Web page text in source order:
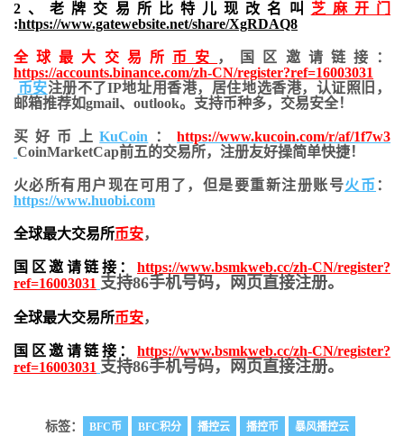
2、老牌交易所比特儿现改名叫 芝麻开门
:https://www.gatewebsite.net/share/XgRDAQ8
全球最大交易所 币安
，国区邀请链接：
https://accounts.binance.com/zh-CN/register?ref=16003031
币安注册不了IP地址用香港，居住地选香港，认证照旧，
邮箱推荐如gmail、outlook。支持币种多，交易安全！
买好币上KuCoin ：https://www.kucoin.com/r/af/1f7w3
CoinMarketCap前五的交易所，注册友好操简单快捷！
火必所有用户现在可用了，但是要重新注册账号火币 ：
https://www.huobi.com
全球最大交易所币安，
国区邀请链接： https://www.bsmkweb.cc/zh-CN/register?
ref=16003031 支持86手机号码，网页直接注册。
全球最大交易所币安，
国区邀请链接： https://www.bsmkweb.cc/zh-CN/register?
ref=16003031 支持86手机号码，网页直接注册。
标签： BFC币 BFC积分 播控云 播控币
暴风播控云